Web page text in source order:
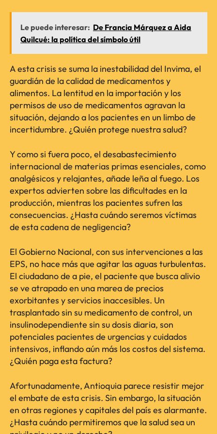
Le puede interesar: De Francia Márquez a Aida
Quilcué: la política del símbolo útil
A esta crisis se suma la inestabilidad del Invima, el
guardián de la calidad de medicamentos y
alimentos. La lentitud en la importación y los
permisos de uso de medicamentos agravan la
situación, dejando a los pacientes en un limbo de
incertidumbre. ¿Quién protege nuestra salud?
Y como si fuera poco, el desabastecimiento
internacional de materias primas esenciales, como
analgésicos y relajantes, añade leña al fuego. Los
expertos advierten sobre las dificultades en la
producción, mientras los pacientes sufren las
consecuencias. ¿Hasta cuándo seremos víctimas
de esta cadena de negligencia?
El Gobierno Nacional, con sus intervenciones a las
EPS, no hace más que agitar las aguas turbulentas.
El ciudadano de a pie, el paciente que busca alivio
se ve atrapado en una marea de precios
exorbitantes y servicios inaccesibles. Un
trasplantado sin su medicamento de control, un
insulinodependiente sin su dosis diaria, son
potenciales pacientes de urgencias y cuidados
intensivos, inflando aún más los costos del sistema.
¿Quién paga esta factura?
Afortunadamente, Antioquia parece resistir mejor
el embate de esta crisis. Sin embargo, la situación
en otras regiones y capitales del país es alarmante.
¿Hasta cuándo permitiremos que la salud sea un